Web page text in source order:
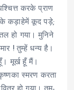
करके प्राण
कड़ाहेमें कूद पड़े;
हो गया। मुनिने
! तुम्हें धन्य है।
मूर्ख हूँ मैं।
स्मरण करता